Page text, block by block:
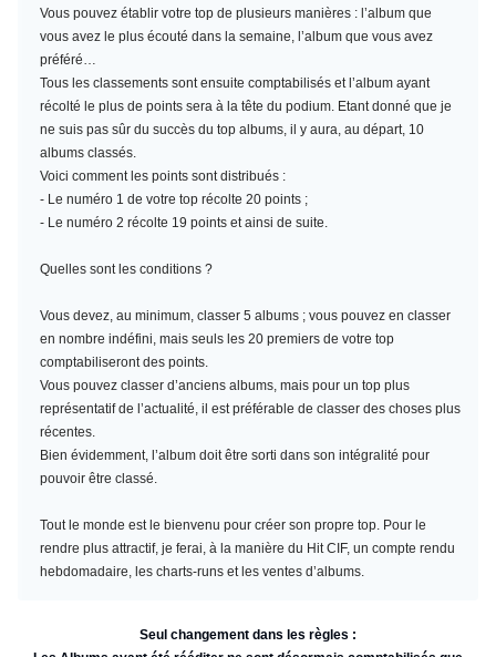
Vous pouvez établir votre top de plusieurs manières : l’album que
vous avez le plus écouté dans la semaine, l’album que vous avez
préféré…
Tous les classements sont ensuite comptabilisés et l’album ayant
récolté le plus de points sera à la tête du podium. Etant donné que je
ne suis pas sûr du succès du top albums, il y aura, au départ, 10
albums classés.
Voici comment les points sont distribués :
- Le numéro 1 de votre top récolte 20 points ;
- Le numéro 2 récolte 19 points et ainsi de suite.
Quelles sont les conditions ?
Vous devez, au minimum, classer 5 albums ; vous pouvez en classer
en nombre indéfini, mais seuls les 20 premiers de votre top
comptabiliseront des points.
Vous pouvez classer d’anciens albums, mais pour un top plus
représentatif de l’actualité, il est préférable de classer des choses plus
récentes.
Bien évidemment, l’album doit être sorti dans son intégralité pour
pouvoir être classé.
Tout le monde est le bienvenu pour créer son propre top. Pour le
rendre plus attractif, je ferai, à la manière du Hit CIF, un compte rendu
hebdomadaire, les charts-runs et les ventes d’albums.
Seul changement dans les règles :